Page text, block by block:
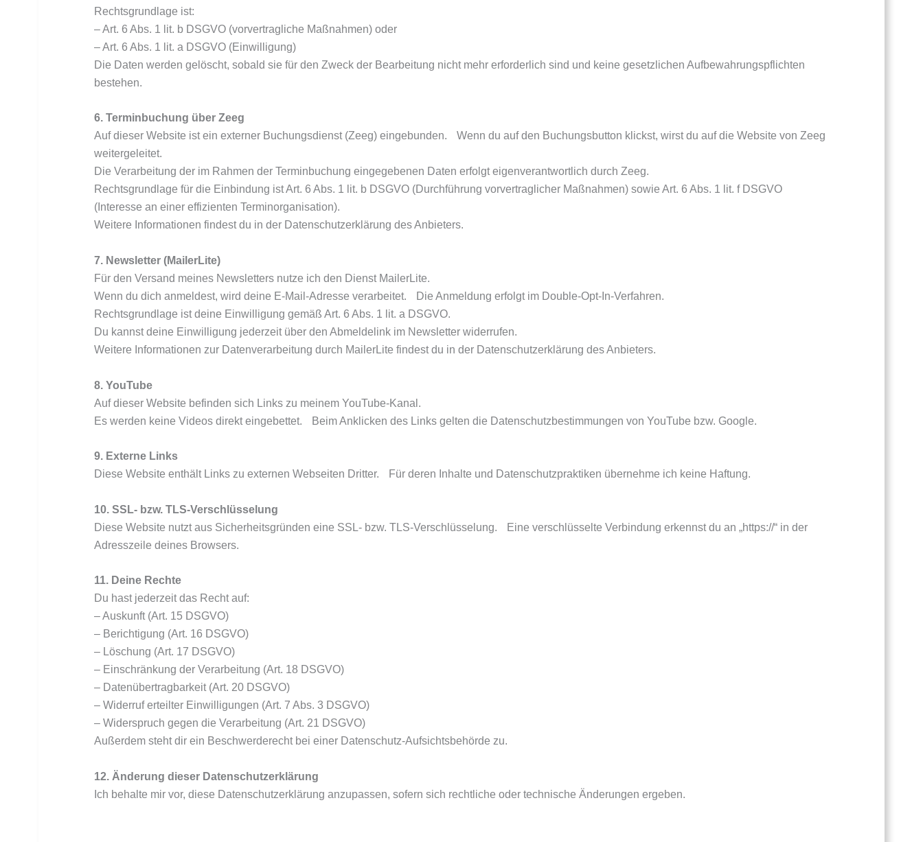
Rechtsgrundlage ist:
– Art. 6 Abs. 1 lit. b DSGVO (vorvertragliche Maßnahmen) oder
– Art. 6 Abs. 1 lit. a DSGVO (Einwilligung)
Die Daten werden gelöscht, sobald sie für den Zweck der Bearbeitung nicht mehr erforderlich sind und keine gesetzlichen Aufbewahrungspflichten
bestehen.
6. Terminbuchung über Zeeg
Auf dieser Website ist ein externer Buchungsdienst (Zeeg) eingebunden. Wenn du auf den Buchungsbutton klickst, wirst du auf die Website von Zeeg
weitergeleitet.
Die Verarbeitung der im Rahmen der Terminbuchung eingegebenen Daten erfolgt eigenverantwortlich durch Zeeg.
Rechtsgrundlage für die Einbindung ist Art. 6 Abs. 1 lit. b DSGVO (Durchführung vorvertraglicher Maßnahmen) sowie Art. 6 Abs. 1 lit. f DSGVO
(Interesse an einer effizienten Terminorganisation).
Weitere Informationen findest du in der Datenschutzerklärung des Anbieters.
7. Newsletter (MailerLite)
Für den Versand meines Newsletters nutze ich den Dienst MailerLite.
Wenn du dich anmeldest, wird deine E-Mail-Adresse verarbeitet. Die Anmeldung erfolgt im Double-Opt-In-Verfahren.
Rechtsgrundlage ist deine Einwilligung gemäß Art. 6 Abs. 1 lit. a DSGVO.
Du kannst deine Einwilligung jederzeit über den Abmeldelink im Newsletter widerrufen.
Weitere Informationen zur Datenverarbeitung durch MailerLite findest du in der Datenschutzerklärung des Anbieters.
8. YouTube
Auf dieser Website befinden sich Links zu meinem YouTube-Kanal.
Es werden keine Videos direkt eingebettet. Beim Anklicken des Links gelten die Datenschutzbestimmungen von YouTube bzw. Google.
9. Externe Links
Diese Website enthält Links zu externen Webseiten Dritter. Für deren Inhalte und Datenschutzpraktiken übernehme ich keine Haftung.
10. SSL- bzw. TLS-Verschlüsselung
Diese Website nutzt aus Sicherheitsgründen eine SSL- bzw. TLS-Verschlüsselung. Eine verschlüsselte Verbindung erkennst du an „https://“ in der
Adresszeile deines Browsers.
11. Deine Rechte
Du hast jederzeit das Recht auf:
– Auskunft (Art. 15 DSGVO)
– Berichtigung (Art. 16 DSGVO)
– Löschung (Art. 17 DSGVO)
– Einschränkung der Verarbeitung (Art. 18 DSGVO)
– Datenübertragbarkeit (Art. 20 DSGVO)
– Widerruf erteilter Einwilligungen (Art. 7 Abs. 3 DSGVO)
– Widerspruch gegen die Verarbeitung (Art. 21 DSGVO)
Außerdem steht dir ein Beschwerderecht bei einer Datenschutz-Aufsichtsbehörde zu.
12. Änderung dieser Datenschutzerklärung
Ich behalte mir vor, diese Datenschutzerklärung anzupassen, sofern sich rechtliche oder technische Änderungen ergeben.